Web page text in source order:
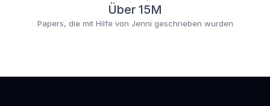
Über 15M
Papers, die mit Hilfe von Jenni geschrieben wurden